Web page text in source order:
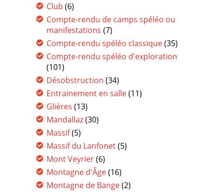
Club (6)
Compte-rendu de camps spéléo ou
manifestations (7)
Compte-rendu spéléo classique(35)
Compte-rendu spéléo d'exploration
(101)
Désobstruction (34)
Entrainement en salle(11)
Glières (13)
Mandallaz(30)
Massif(5)
Massif du Lanfonet(5)
Mont Veyrier(6)
Montagne d'Âge(16)
Montagne de Bange(2)